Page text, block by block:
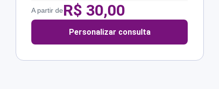
A partir deR$ 30,00
Personalizar consulta